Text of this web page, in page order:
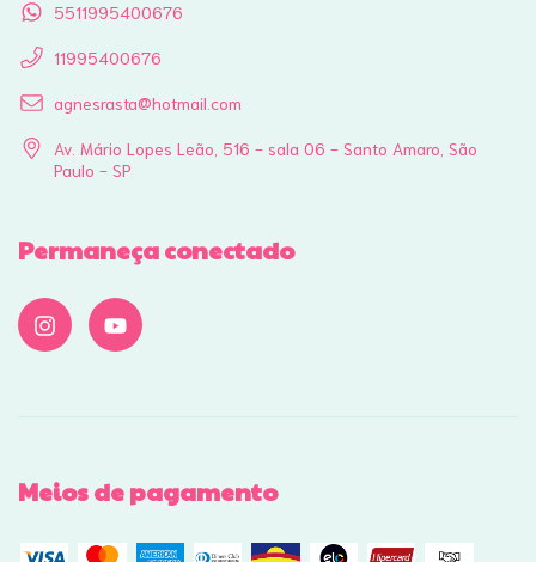
5511995400676
11995400676
agnesrasta@hotmail.com
Av. Mário Lopes Leão, 516 - sala 06 - Santo Amaro, São
Paulo - SP
Permaneça conectado
Meios de pagamento